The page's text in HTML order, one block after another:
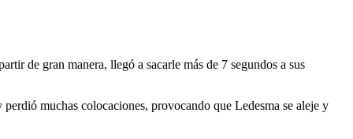
de gran manera, llegó a sacarle más de 7 segundos a sus
muchas colocaciones, provocando que Ledesma se aleje y